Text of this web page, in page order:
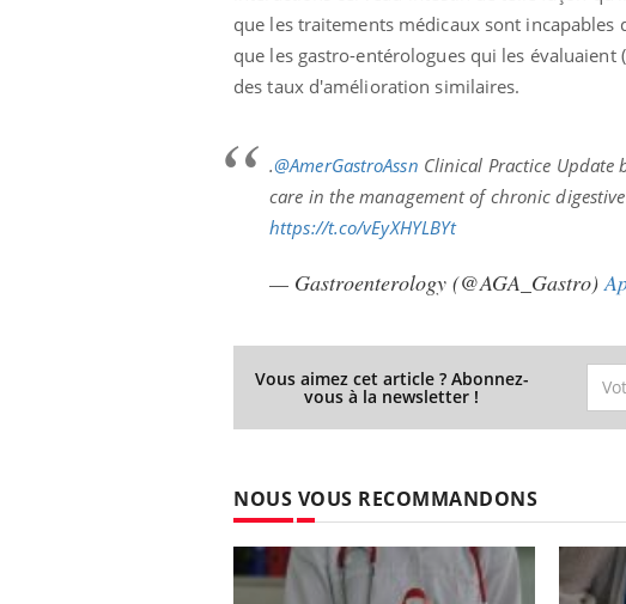
que les traitements médicaux sont
que les gastro-entérologues qui les
des taux d'amélioration similaires.
.@AmerGastroAssn Clinical Practice Update
care in the management of chronic
https://t.co/vEyXHYLBYt
— Gastroenterology (@AGA_Gastro)
Vous aimez cet article ? Abonnez-
vous à la newsletter !
NOUS VOUS RECOMMANDONS